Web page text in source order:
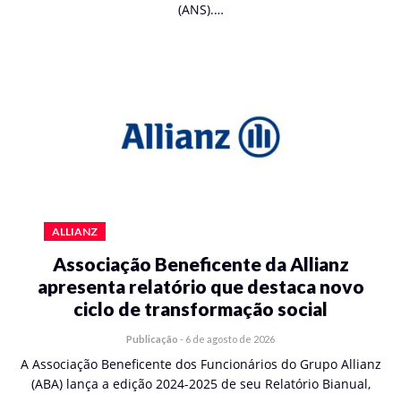
(ANS).…
ALLIANZ
Associação Beneficente da Allianz
apresenta relatório que destaca novo
ciclo de transformação social
Publicação - 6 de agosto de 2026
A Associação Beneficente dos Funcionários do Grupo Allianz
(ABA) lança a edição 2024-2025 de seu Relatório Bianual,